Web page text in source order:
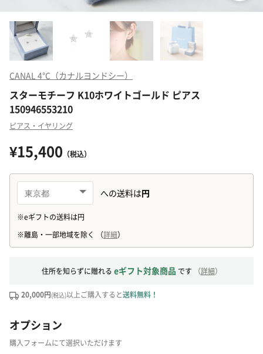
CANAL 4℃（カナルヨンドシー）
スターモチーフ K10ホワイトゴールド ピアス
150946553210
ピアス・イヤリング
¥15,400 （税込）
住所を知らずに贈れる eギフト対象商品 です （詳細）
20,000円(税込)以上ご購入すると送料無料！
オプション
購入フォームにて選択いただけます